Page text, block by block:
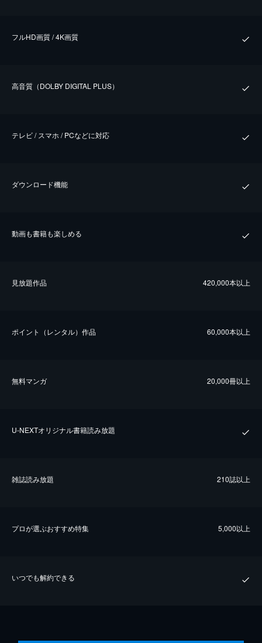
フルHD画質 / 4K画質
⾼⾳質（DOLBY DIGITAL PLUS）
テレビ / スマホ / PCなどに対応
ダウンロード機能
動画も書籍も楽しめる
⾒放題作品 420,000本以上
ポイント（レンタル）作品 60,000本以上
無料マンガ 20,000冊以上
U-NEXTオリジナル書籍読み放題
雑誌読み放題 210誌以上
プロが選ぶおすすめ特集 5,000以上
いつでも解約できる